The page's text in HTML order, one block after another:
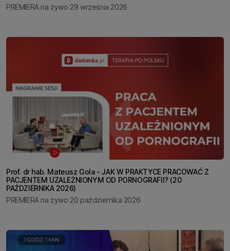
PREMIERA na żywo 29 września 2026
Prof. dr hab. Mateusz Gola - JAK W PRAKTYCE PRACOWAĆ Z
PACJENTEM UZALEŻNIONYM OD PORNOGRAFII? (20
PAŹDZIERNIKA 2026)
PREMIERA na żywo 20 października 2026